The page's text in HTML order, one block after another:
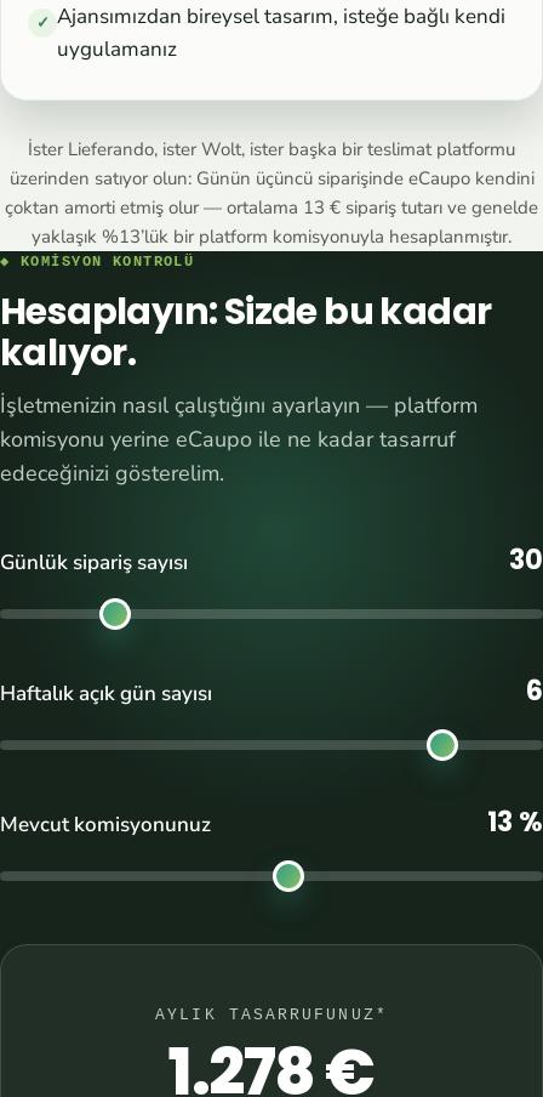
✓ Ajansımızdan bireysel tasarım, isteğe bağlı kendi
uygulamanız
İster Lieferando, ister Wolt, ister başka bir teslimat platformu
üzerinden satıyor olun: Günün üçüncü siparişinde eCaupo kendini
çoktan amorti etmiş olur — ortalama 13 € sipariş tutarı ve genelde
yaklaşık %13’lük bir platform komisyonuyla hesaplanmıştır.
◆ KOMISYON KONTROLÜ
Hesaplayın: Sizde bu kadar
kalıyor.
İşletmenizin nasıl çalıştığını ayarlayın — platform
komisyonu yerine eCaupo ile ne kadar tasarruf
edeceğinizi gösterelim.
Günlük sipariş sayısı 30
Haftalık açık gün sayısı 6
Mevcut komisyonunuz 13 %
AYLIK TASARRUFUNUZ*
1.278 €